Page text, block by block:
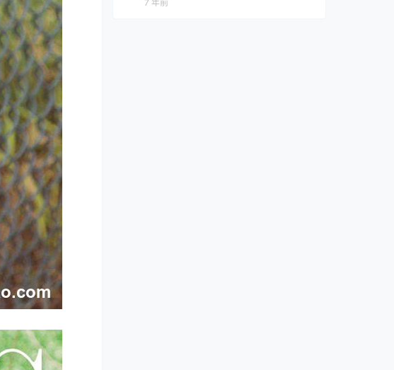
7 年前